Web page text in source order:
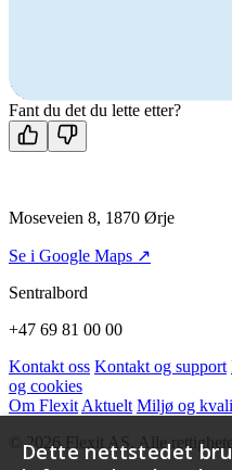
Kontakt oss
Fant du det du lette etter?
Moseveien 8, 1870 Ørje
Se i Google Maps ↗
Sentralbord
+47 69 81 00 00
Kontakt oss Kontakt og support
og cookies
Om Flexit Aktuelt Miljø og
© 2026 Flexit AS. Alle
Dette nettstedet